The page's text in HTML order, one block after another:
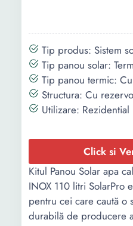
Continut
pachet
-
Tip produs: Sistem
Tip panou solar:
Tip panou termic:
Structura: Cu
Utilizare:
Click si
Kitul Panou Solar apa
INOX 110 litri SolarPro
pentru cei care caută o
durabilă de producere